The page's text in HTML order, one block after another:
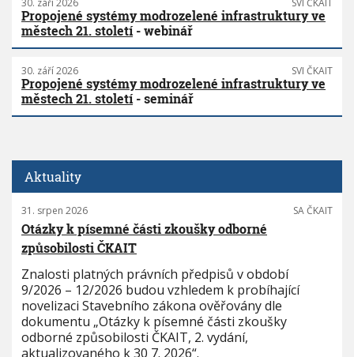
30. září 2026 SVI ČKAIT
Propojené systémy modrozelené infrastruktury ve
městech 21. století- webinář
30. září 2026 SVI ČKAIT
Propojené systémy modrozelené infrastruktury ve
městech 21. století- seminář
Aktuality
31. srpen 2026 SA ČKAIT
Otázky k písemné části zkoušky odborné
způsobilosti ČKAIT
Znalosti platných právních předpisů v období
9/2026 – 12/2026 budou vzhledem k probíhající
novelizaci Stavebního zákona ověřovány dle
dokumentu „Otázky k písemné části zkoušky
odborné způsobilosti ČKAIT, 2. vydání,
aktualizovaného k 30 7. 2026“.